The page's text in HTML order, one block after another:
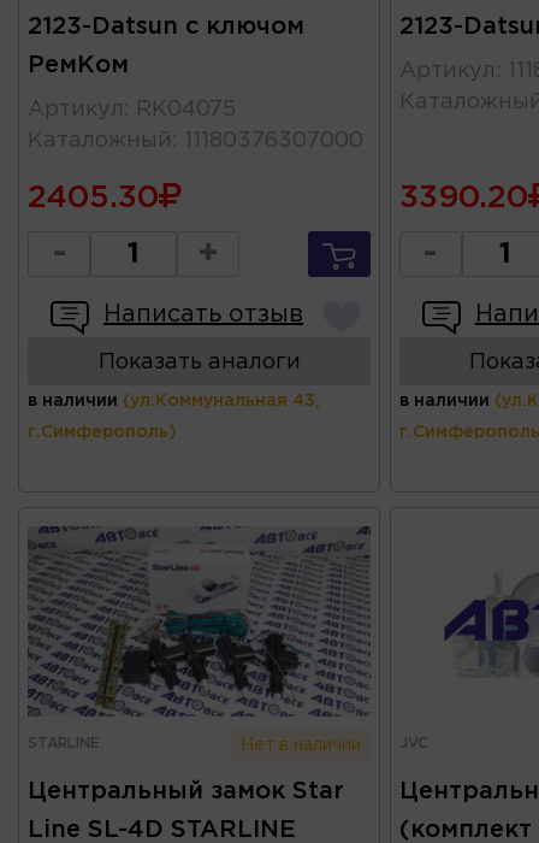
2123-Datsun с ключом
РемКом
Артикул :
RK04075
Каталожный : 11180376307000
2405.30
- +
Написать отзыв
Показать аналоги
в наличии (ул.Коммунальная 43,
г.Симферополь)
2123-
Артикул :
3390.20
-
в наличии
STARLINE Нет в наличии
Центральный замок Star
Line SL-4D STARLINE
JVC
(комплект